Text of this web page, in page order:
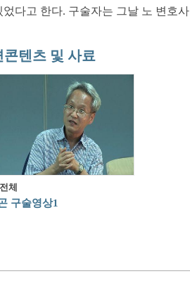
었다고 한다. 구술자는 그날 노 변호
콘텐츠 및 사료
체
구술영상1